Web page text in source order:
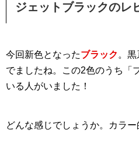
ジェットブラックのレ
今回新色となったブラック 。黒
でましたね。この2色のうち「
いる人がいました！
どんな感じでしょうか。カラー